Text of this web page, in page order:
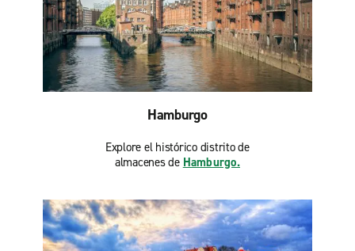
Hamburgo
Explore el histórico distrito de
almacenes de Hamburgo.